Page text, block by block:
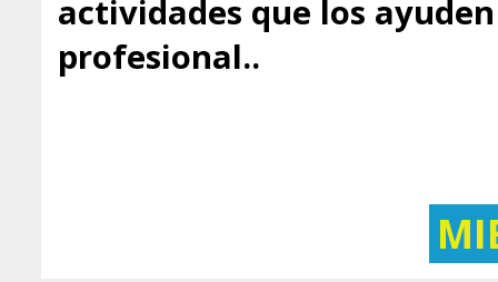
actividades que los
profesional..